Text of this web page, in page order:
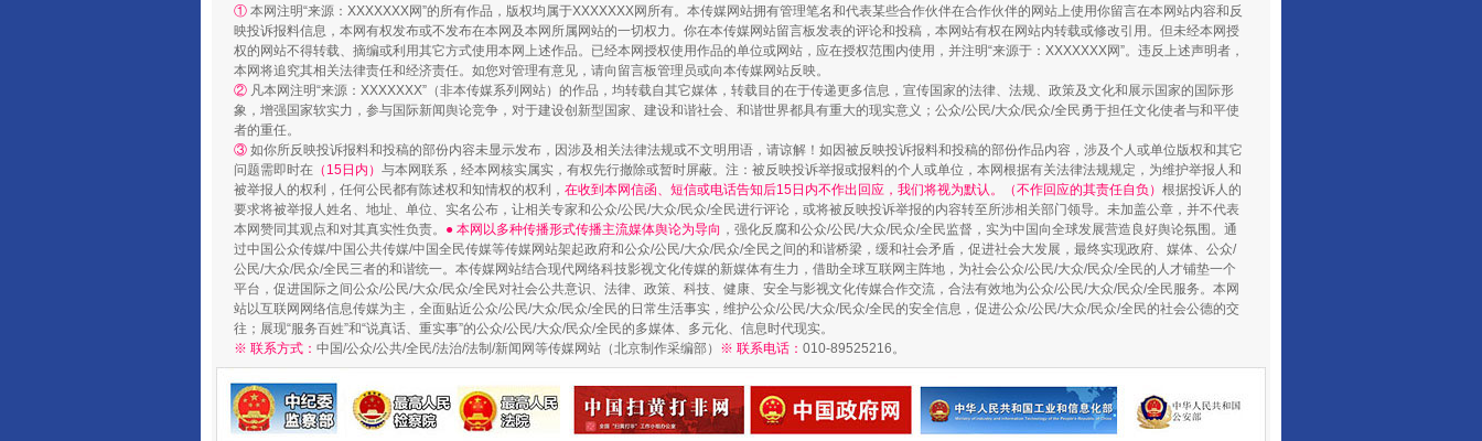
揭开“小金库”的免责幌子 以产业富民促振兴 酒驾未被当场查获能处罚吗
① 本网注明“来源：XXXXXXX网”的所有作品，版权均属于XXXXXXX网所有。本传媒网站拥有管理笔名和代表某些合作伙伴在合作伙伴的网站上使用你留言在本网站内容和反
映投诉报料信息，本网有权发布或不发布在本网及本网所属网站的一切权力。你在本传媒网站留言板发表的评论和投稿，本网站有权在网站内转载或修改引用。但未经本网授
权的网站不得转载、摘编或利用其它方式使用本网上述作品。已经本网授权使用作品的单位或网站，应在授权范围内使用，并注明“来源于：XXXXXXX网”。违反上述声明者，
本网将追究其相关法律责任和经济责任。如您对管理有意见，请向留言板管理员或向本传媒网站反映。
② 凡本网注明“来源：XXXXXXX”（非本传媒系列网站）的作品，均转载自其它媒体，转载目的在于传递更多信息，宣传国家的法律、法规、政策及文化和展示国家的国际形
象，增强国家软实力，参与国际新闻舆论竞争，对于建设创新型国家、建设和谐社会、和谐世界都具有重大的现实意义；公众/公民/大众/民众/全民勇于担任文化使者与和平使
者的重任。
③ 如你所反映投诉报料和投稿的部份内容未显示发布，因涉及相关法律法规或不文明用语，请谅解！如因被反映投诉报料和投稿的部份作品内容，涉及个人或单位版权和其它
问题需即时在 （15日内） 与本网联系，经本网核实属实，有权先行撤除或暂时屏蔽。注：被反映投诉举报或报料的个人或单位，本网根据有关法律法规规定，为维护举报人和
被举报人的权利，任何公民都有陈述权和知情权的权利， 在收到本网信函、短信或电话告知后15日内不作出回应，我们将视为默认。（不作回应的其责任自负） 根据投诉人的
要求将被举报人姓名、地址、单位、实名公布，让相关专家和公众/公民/大众/民众/全民进行评论，或将被反映投诉举报的内容转至所涉相关部门领导。未加盖公章，并不代表
本网赞同其观点和对其真实性负责。 ● 本网以多种传播形式传播主流媒体舆论为导向 ，强化反腐和公众/公民/大众/民众/全民监督，实为中国向全球发展营造良好舆论氛围。通
过中国公众传媒/中国公共传媒/中国全民传媒等传媒网站架起政府和公众/公民/大众/民众/全民之间的和谐桥梁，缓和社会矛盾，促进社会大发展，最终实现政府、媒体、公众/
公民/大众/民众/全民三者的和谐统一。本传媒网站结合现代网络科技影视文化传媒的新媒体有生力，借助全球互联网主阵地，为社会公众/公民/大众/民众/全民的人才铺垫一个
平台，促进国际之间公众/公民/大众/民众/全民对社会公共意识、法律、政策、科技、健康、安全与影视文化传媒合作交流，合法有效地为公众/公民/大众/民众/全民服务。本网
站以互联网网络信息传媒为主，全面贴近公众/公民/大众/民众/全民的日常生活事实，维护公众/公民/大众/民众/全民的安全信息，促进公众/公民/大众/民众/全民的社会公德的交
往；展现“服务百姓”和“说真话、重实事”的公众/公民/大众/民众/全民的多媒体、多元化、信息时代现实。
※ 联系方式： 中国/公众/公共/全民/法治/法制/新闻网等传媒网站（北京制作采编部） ※ 联系电话： 010-89525216。